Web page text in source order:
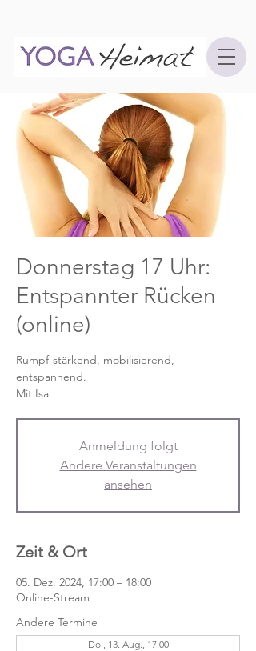
Donnerstag 17 Uhr:
Entspannter Rücken
(online)
Rumpf-stärkend, mobilisierend,
entspannend.
Mit Isa.
Anmeldung folgt
Andere Veranstaltungen
ansehen
Zeit & Ort
05. Dez. 2024, 17:00 – 18:00
Online-Stream
Andere Termine
Do., 13. Aug., 17:00